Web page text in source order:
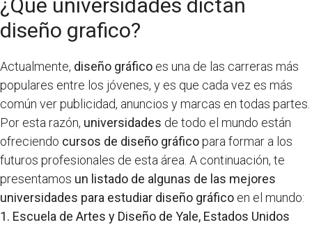
¿Qué universidades dictan
diseño grafico?
Actualmente, diseño gráfico es una de las carreras más
populares entre los jóvenes, y es que cada vez es más
común ver publicidad, anuncios y marcas en todas partes.
Por esta razón, universidades de todo el mundo están
ofreciendo cursos de diseño gráficopara formar a los
futuros profesionales de esta área. A continuación, te
presentamos un listado de algunas de las mejores
universidades para estudiar diseño gráfico en el mundo:
1. Escuela de Artes y Diseño de Yale, Estados Unidos